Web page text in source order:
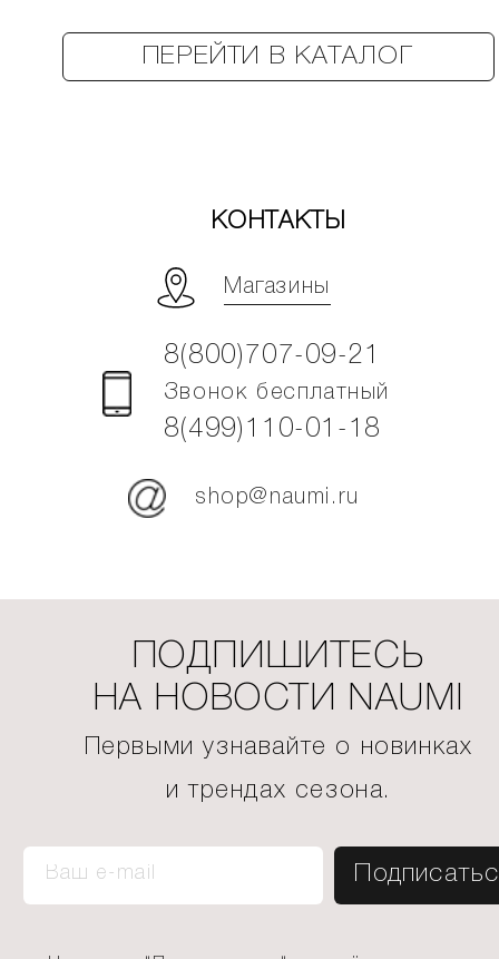
ПЕРЕЙТИ В КАТАЛОГ
КОНТАКТЫ
Магазины
8(800)707-09-21
Звонок бесплатный
8(499)110-01-18
shop@naumi.ru
ПОДПИШИТЕСЬ
НА НОВОСТИ NAUMI
Первыми узнавайте о новинках
и трендах сезона.